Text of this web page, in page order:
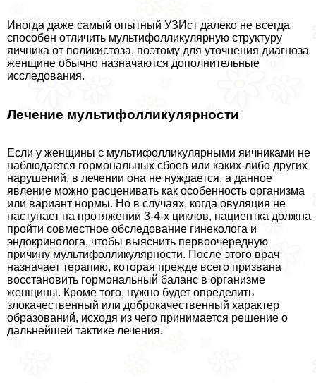
Иногда даже самый опытный УЗИст далеко не всегда
способен отличить мультифолликулярную структуру
яичника от поликистоза, поэтому для уточнения диагноза
женщине обычно назначаются дополнительные
исследования.
Лечение мультифолликулярности
Если у женщины с мультифолликулярными яичниками не
наблюдается гормональных сбоев или каких-либо других
нарушений, в лечении она не нуждается, а данное
явление можно расценивать как особенность организма
или вариант нормы. Но в случаях, когда овуляция не
наступает на протяжении 3-4-х циклов, пациентка должна
пройти совместное обследование гинеколога и
эндокринолога, чтобы выяснить первоочередную
причину мультифолликулярности. После этого врач
назначает терапию, которая прежде всего призвана
восстановить гормональный баланс в организме
женщины. Кроме того, нужно будет определить
злокачественный или доброкачественный характер
образований, исходя из чего принимается решение о
дальнейшей тактике лечения.